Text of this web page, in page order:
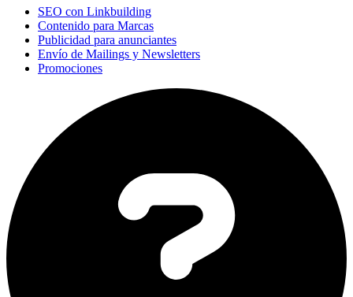
SEO con Linkbuilding
Contenido para Marcas
Publicidad para anunciantes
Envío de Mailings y Newsletters
Promociones